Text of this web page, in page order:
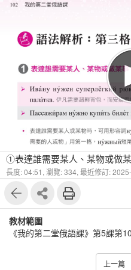
17
①表達誰需要某人、某物或做
長度: 04:51, 瀏覽: 334, 最近修訂:
教材範圍
《我的第二堂俄語課》第5課第
上一篇